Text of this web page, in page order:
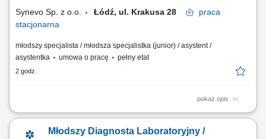
Synevo Sp. z o.o. Łódź, ul. Krakusa 28
praca
stacjonarna
młodszy specjalista / młodsza specjalistka (junior) / asystent /
asystentka
umowa o pracę pełny etat
2 godz.
pokaż opis
Opis stanowiska Prowadzenie precyzyjnej diagnostyki oraz realizacja
zatwierdzanie uzyskanych wyników analiz. Bezpośrednia praca z
Młodszy Diagnosta Laboratoryjny /